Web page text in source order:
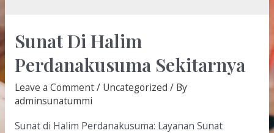
Sunat Di Halim
Perdanakusuma Sekitarnya
Leave a Comment/ Uncategorized / By
adminsunatummi
Sunat di Halim Perdanakusuma: Layanan Sunat